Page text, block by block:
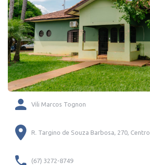
Vili Marcos Tognon
R. Targino de Souza Barbosa, 270, Centro
(67) 3272-8749